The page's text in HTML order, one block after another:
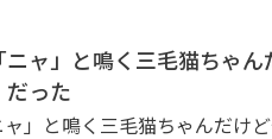
Instagram
Facebook：
猫探索ぶらり散歩を中
黒猫、茶トラ、ブチ猫、黒ブ
猫ちゃん達が大集合！ ゴロ
ャ」と鳴く三毛猫ちゃ
った
」と鳴く三毛猫ちゃんだけ